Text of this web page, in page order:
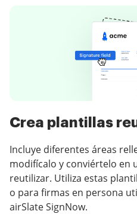
Crea plantillas
Incluye diferentes áreas
modifícalo y conviértelo en
reutilizar. Utiliza estas
o para firmas en persona
airSlate SignNow.